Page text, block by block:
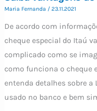
Maria Fernanda / 23.11.2021
De acordo com
cheque especial do Itaú
complicado como se
como funciona o cheque
entenda detalhes sobre a
usado no banco e bem